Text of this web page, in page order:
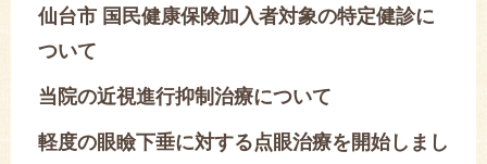
仙台市 国民健康保険加入者対象の特定健診に
ついて
当院の近視進行抑制治療について
軽度の眼瞼下垂に対する点眼治療を開始しまし